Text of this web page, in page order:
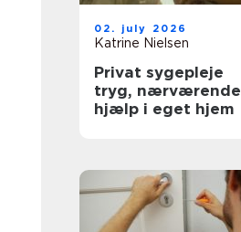
02. july 2026
Katrine Nielsen
Privat sygepleje
tryg, nærværende
hjælp i eget hjem